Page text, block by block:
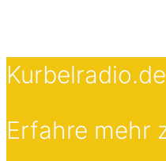
Kurbelradio.de
Erfahre mehr